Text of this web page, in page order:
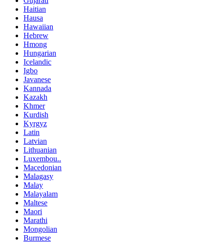
Haitian
Hausa
Hawaiian
Hebrew
Hmong
Hungarian
Icelandic
Igbo
Javanese
Kannada
Kazakh
Khmer
Kurdish
Kyrgyz
Latin
Latvian
Lithuanian
Luxembou..
Macedonian
Malagasy
Malay
Malayalam
Maltese
Maori
Marathi
Mongolian
Burmese